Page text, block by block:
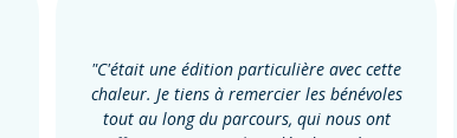
"C'était une édition particulière avec cette
chaleur. Je tiens à remercier les bénévoles
tout au long du parcours, qui nous ont